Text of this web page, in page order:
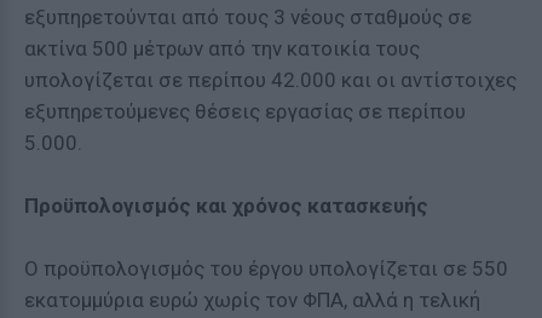
εξυπηρετούνται από τους 3 νέους σταθμούς σε
ακτίνα 500 μέτρων από την κατοικία τους
υπολογίζεται σε περίπου 42.000 και οι αντίστοιχες
εξυπηρετούμενες θέσεις εργασίας σε περίπου
5.000.
Προϋπολογισμός και χρόνος κατασκευής
Ο προϋπολογισμός του έργου υπολογίζεται σε 550
εκατομμύρια ευρώ χωρίς τον ΦΠΑ, αλλά η τελική